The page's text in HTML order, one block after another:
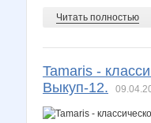
Читать полностью
Tamaris -
Выкуп-12.